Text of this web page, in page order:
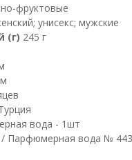
фруктовые
унисекс; мужские
(г) 245 г
вода - 1шт
Парфюмерная вода №